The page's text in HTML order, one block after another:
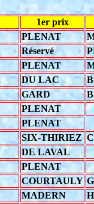
1er prix
PLENAT
Réservé
PLENAT
DU LAC
GARD
PLENAT
PLENAT
SIX-THIRIEZ
DE LAVAL
PLENAT
COURTAULY
MADERN